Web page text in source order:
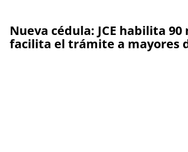
Nueva cédula: JCE habilita
facilita el trámite a mayores